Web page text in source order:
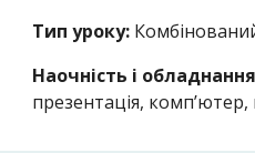
Тип уроку:
Наочність і
презентація, комп’ютер,